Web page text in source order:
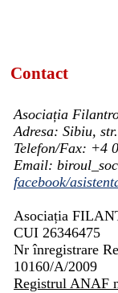
Contact
Asociația
Adresa: Sibiu,
Telefon/Fax: +4
Email:
facebook/
Asociația
CUI 26346475
Nr înregistrare
10160/A/2009
Registrul ANAF